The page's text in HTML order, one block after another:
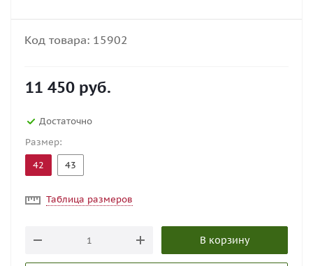
Код товара: 15902
11 450 руб.
Достаточно
Размер:
42
43
Таблица размеров
В корзину